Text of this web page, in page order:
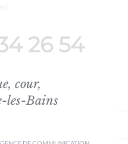
26 54
cour,
les-Bains